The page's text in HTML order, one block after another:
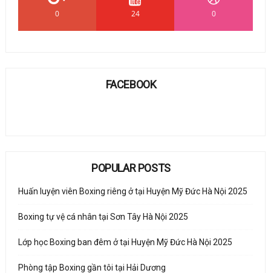
0 24 0
FACEBOOK
POPULAR POSTS
Huấn luyện viên Boxing riêng ở tại Huyện Mỹ Đức Hà Nội 2025
Boxing tự vệ cá nhân tại Sơn Tây Hà Nội 2025
Lớp học Boxing ban đêm ở tại Huyện Mỹ Đức Hà Nội 2025
Phòng tập Boxing gần tôi tại Hải Dương